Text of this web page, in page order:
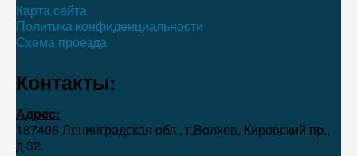
Карта сайта
Политика конфиденциальности
Схема проезда
Контакты:
Адрес:
187406 Ленинградская обл., г.Волхов, Кировский пр.,
д.32.